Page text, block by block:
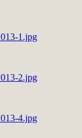
1.jpg
2.jpg
4.jpg